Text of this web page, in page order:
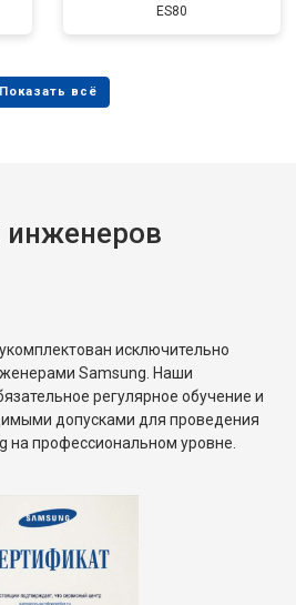
ES80
исключительно
Samsung. Наши
регулярное обучение и
допусками для проведения
на профессиональном уровне.